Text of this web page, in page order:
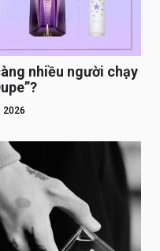
nhiều người chạy
2026